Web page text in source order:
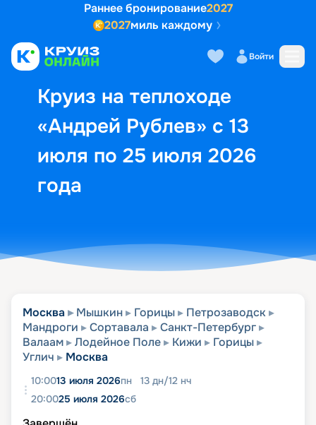
Раннее бронирование2027
2027миль каждому
Войти
Круиз на теплоходе
«Андрей Рублев» с 13
июля по 25 июля 2026
года
Выбор кают Маршрут и
Москва Мышкин Горицы
Петрозаводск
Мандроги
Сортавала
Санкт-Петербург
Валаам
Лодейное Поле Кижи
Горицы
Углич
Москва
10:0013 июля 2026пн 13 дн/12 нч
20:0025 июля 2026сб